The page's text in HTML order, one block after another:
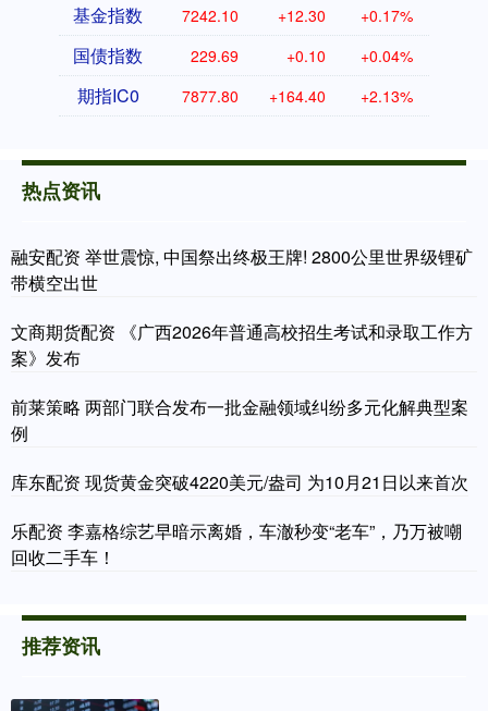
基金指数 7242.10 +12.30 +0.17%
国债指数 229.69 +0.10 +0.04%
期指IC0 7877.80 +164.40 +2.13%
热点资讯
融安配资 举世震惊, 中国祭出终极王牌! 2800公里世界级锂矿
带横空出世
文商期货配资 《广西2026年普通高校招生考试和录取工作方
案》发布
前莱策略 两部门联合发布一批金融领域纠纷多元化解典型案
例
库东配资 现货黄金突破4220美元/盎司 为10月21日以来首次
乐配资 李嘉格综艺早暗示离婚，车澈秒变“老车”，乃万被嘲
回收二手车！
推荐资讯